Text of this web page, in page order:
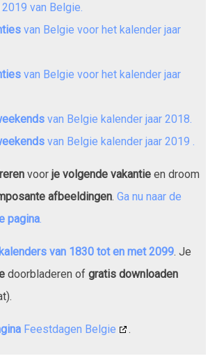
2019 van Belgie.
van Belgie voor het kalender jaar
van Belgie voor het kalender jaar
van Belgie kalender jaar 2018.
van Belgie kalender jaar 2019 .
voor je volgende vakantie en droom
afbeeldingen. Ga nu naar de
pagina.
kalenders van 1830 tot en met2099. Je
doorbladeren of gratis downloaden
Feestdagen Belgie .